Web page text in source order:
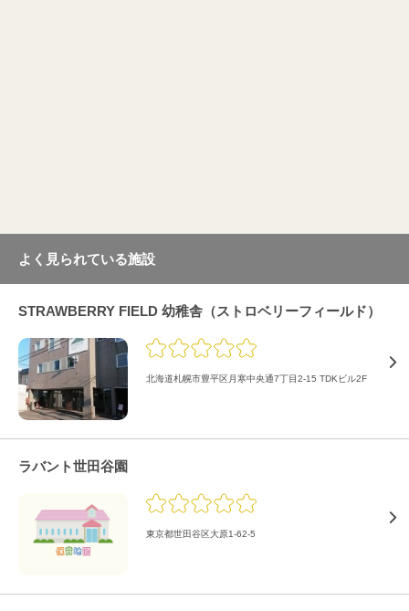
よく見られている施設
STRAWBERRY FIELD 幼稚舎（ストロベリーフィールド）
北海道札幌市豊平区月寒中央通7丁目2-15 TDKビル2F
ラバント世田谷園
東京都世田谷区大原1-62-5